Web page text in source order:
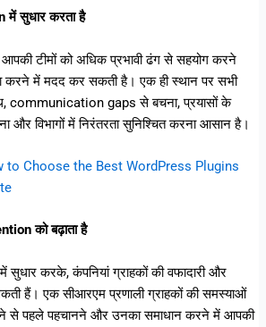
सुधार करता है
टीमों को अधिक प्रभावी ढंग से सहयोग करने
करने में मदद कर सकती है। एक ही स्थान पर सभी
communication gaps से बचना, प्रयासों के
और विभागों में निरंतरता सुनिश्चित करना आसान है।
to Choose the Best WordPress Plugins
को बढ़ाता है
सुधार करके, कंपनियां ग्राहकों की वफादारी और
हैं। एक सीआरएम प्रणाली ग्राहकों की समस्याओं
से पहले पहचानने और उनका समाधान करने में आपकी